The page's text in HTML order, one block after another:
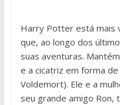
Harry Potter está mais
que, ao longo dos
suas aventuras.
e a cicatriz em forma
Voldemort). Ele e a
seu grande amigo